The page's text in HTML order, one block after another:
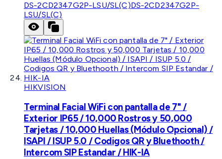
DS-2CD2347G2P-LSU/SL(C)DS-2CD2347G2P-
LSU/SL(C)
HIKVISION
Terminal Facial WiFi con pantalla de 7" /
Exterior IP65 / 10,000 Rostros y 50,000
Tarjetas / 10,000 Huellas (Módulo Opcional) /
ISAPI / ISUP 5.0 / Codigos QR y Bluethooth /
Intercom SIP Estandar / HIK-IA